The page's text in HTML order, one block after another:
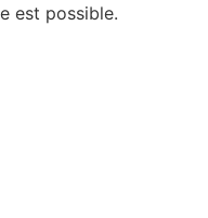
est possible.